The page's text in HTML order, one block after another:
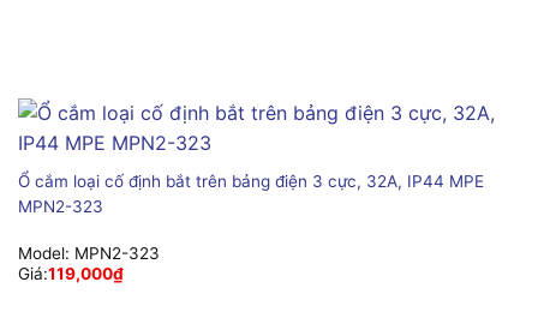
Ổ cắm loại cố định bắt trên bảng điện 3 cực, 32A, IP44 MPE
MPN2-323
Model: MPN2-323
Giá:119,000₫